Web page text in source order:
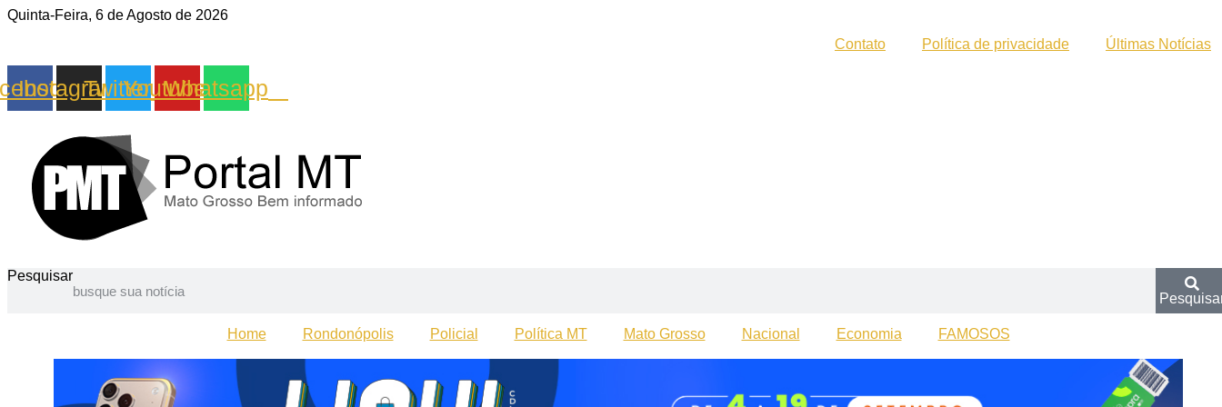
Quinta-Feira, 6 de Agosto de 2026
Contato
Política de privacidade Últimas Notícias
Instagram
TwitterYoutubeWhatsapp
Pesquisar
Home Rondonópolis Policial Política MT Mato Grosso Nacional Economia FAMOSOS